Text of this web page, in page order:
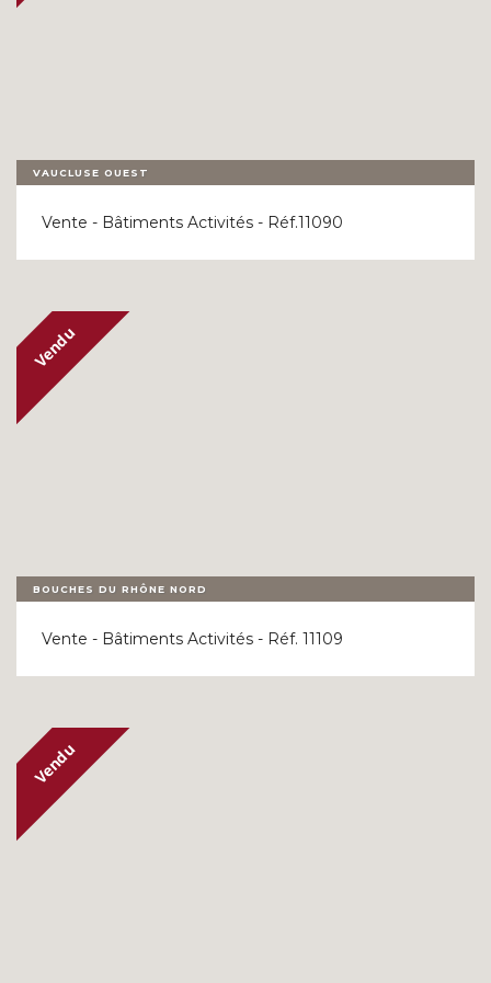
VAUCLUSE OUEST
Vente - Bâtiments Activités - Réf.11090
BOUCHES DU RHÔNE NORD
Vente - Bâtiments Activités - Réf. 11109